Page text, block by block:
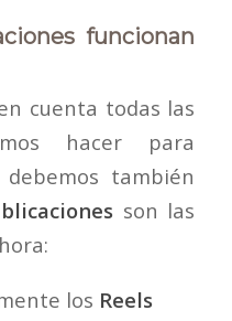
funcionan
cuenta todas las
hacer para
también
son las
los Reels